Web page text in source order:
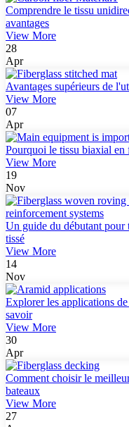
Comprendre le tissu
avantages
View More
28
Apr
Avantages supérieurs de
View More
07
Apr
Pourquoi le tissu biaxial en
View More
19
Nov
Un guide du débutant pour
tissé
View More
14
Nov
Explorer les applications
savoir
View More
30
Apr
Comment choisir le
bateaux
View More
27